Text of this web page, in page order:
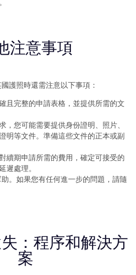
注意事項
護照時還需注意以下事項：
且完整的申請表格，並提供所需的文
，您可能需要提供身份證明、照片、
明等文件。準備這些文件的正本或副
續期申請所需的費用，確定可接受的
遲處理。
。如果您有任何進一步的問題，請隨
：程序和解決方
案